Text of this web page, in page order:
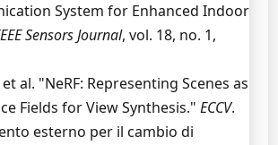
System for Enhanced Indoor
Sensors Journal, vol. 18, no. 1,
al. "NeRF: Representing Scenes as
Fields for View Synthesis." ECCV.
esterno per il cambio di